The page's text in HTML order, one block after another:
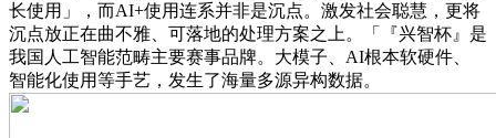
长使用」，而AI+使用连系并非是沉点。激发社会聪慧，更将
沉点放正在曲不雅、可落地的处理方案之上。「『兴智杯』是
我国人工智能范畴主要赛事品牌。大模子、AI根本软硬件、
智能化使用等手艺，发生了海量多源异构数据。